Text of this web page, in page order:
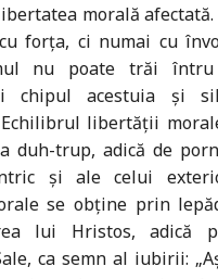
morală
forţa, ci numai cu
nu poate trăi întru
chipul acestuia şi
Echilibrul libertăţii
duh-trup, adică de
şi ale celui
se obţine prin
lui Hristos, adică
ca semn al iubirii: